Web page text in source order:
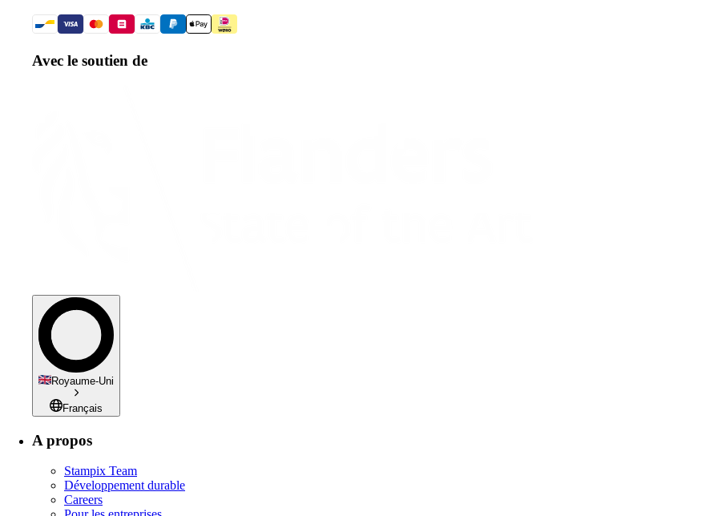
Avec le soutien de
Royaume-Uni
Français
A propos
Stampix Team
Développement durable
Careers